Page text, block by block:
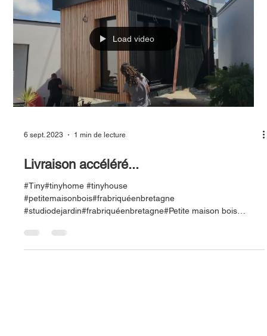
Load video
6 sept. 2023 1 min de lecture
Livraison accéléré...
#Tiny#tinyhome #tinyhouse
#petitemaisonbois#frabriquéenbretagne
#studiodejardin#frabriquéenbretagne#Petite maison bois